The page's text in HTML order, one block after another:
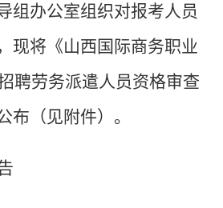
组办公室组织对报考人员
现将《山西国际商务职业
聘劳务派遣人员资格审查
布（ 见附件）。